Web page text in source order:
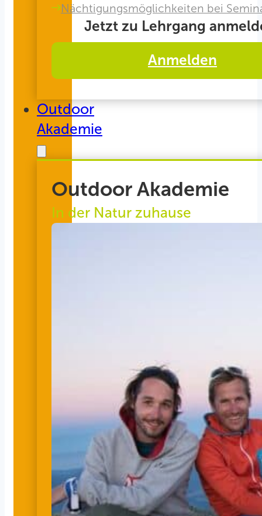
Nächtigungsmöglichkeiten bei
Jetzt zu Lehrgang
Anmelden
Outdoor
Akademie
Outdoor Akademie
In der Natur zuhause